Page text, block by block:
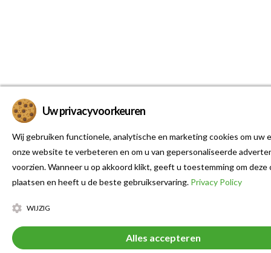
Uw privacyvoorkeuren
Wij gebruiken functionele, analytische en marketing cookies om uw
onze website te verbeteren en om u van gepersonaliseerde
voorzien. Wanneer u op akkoord klikt, geeft u toestemming om deze
plaatsen en heeft u de beste gebruikservaring. Privacy Policy
WIJZIG
Alles accepteren